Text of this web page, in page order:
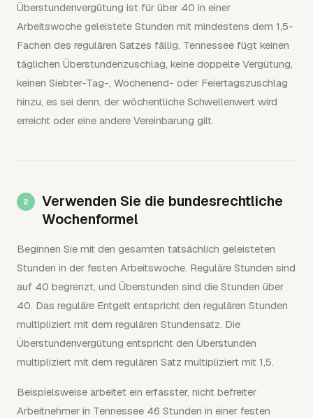
Überstundenvergütung ist für über 40 in einer
Arbeitswoche geleistete Stunden mit mindestens dem 1,5-
Fachen des regulären Satzes fällig. Tennessee fügt keinen
täglichen Überstundenzuschlag, keine doppelte Vergütung,
keinen Siebter-Tag-, Wochenend- oder Feiertagszuschlag
hinzu, es sei denn, der wöchentliche Schwellenwert wird
erreicht oder eine andere Vereinbarung gilt.
Verwenden Sie die bundesrechtliche
Wochenformel
Beginnen Sie mit den gesamten tatsächlich geleisteten
Stunden in der festen Arbeitswoche. Reguläre Stunden sind
auf 40 begrenzt, und Überstunden sind die Stunden über
40. Das reguläre Entgelt entspricht den regulären Stunden
multipliziert mit dem regulären Stundensatz. Die
Überstundenvergütung entspricht den Überstunden
multipliziert mit dem regulären Satz multipliziert mit 1,5.
Beispielsweise arbeitet ein erfasster, nicht befreiter
Arbeitnehmer in Tennessee 46 Stunden in einer festen